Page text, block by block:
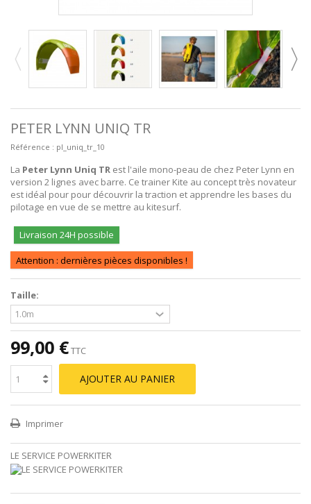
PETER LYNN UNIQ TR
Référence : pl_uniq_tr_10
La Peter Lynn Uniq TR est l'aile mono-peau de chez Peter Lynn en
version 2 lignes avec barre. Ce trainer Kite au concept très novateur
est idéal pour pour découvrir la traction et apprendre les bases du
pilotage en vue de se mettre au kitesurf.
Livraison 24H possible
Attention : dernières pièces disponibles !
Taille:
99,00 €TTC
AJOUTER AU PANIER
Imprimer
LE SERVICE POWERKITER